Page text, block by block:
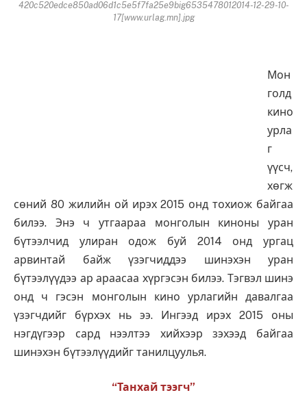
420c520edce850ad06d1c5e5f7fa25e9big6535478012014-12-29-10-
17[www.urlag.mn].jpg
Мон
голд
кино
урла
г
үүсч,
хөгж
сөний 80 жилийн ой ирэх 2015 онд тохиож байгаа
билээ. Энэ ч утгаараа монголын киноны уран
бүтээлчид улиран одож буй 2014 онд ургац
арвинтай байж үзэгчиддээ шинэхэн уран
бүтээлүүдээ ар араасаа хүргэсэн билээ. Тэгвэл шинэ
онд ч гэсэн монголын кино урлагийн давалгаа
үзэгчдийг бүрхэх нь ээ. Ингээд ирэх 2015 оны
нэгдүгээр сард нээлтээ хийхээр зэхээд байгаа
шинэхэн бүтээлүүдийг танилцуулья.
“Танхай тээгч”